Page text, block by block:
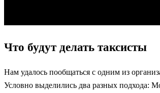
Что будут делать таксисты
Нам удалось пообщаться с одним из
Условно выделились два разных подхода: